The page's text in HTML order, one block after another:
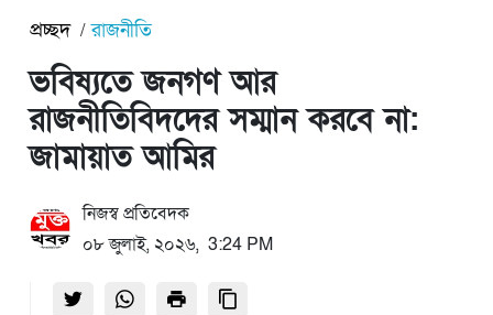
প্রচ্ছদ রাজনীতি
ভবিষ্যতে জনগণ আর
রাজনীতিবিদদের সম্মান করবে না:
জামায়াত আমির
নিজস্ব প্রতিবেদক
০৮ জুলাই, ২০২৬, 3:24 PM